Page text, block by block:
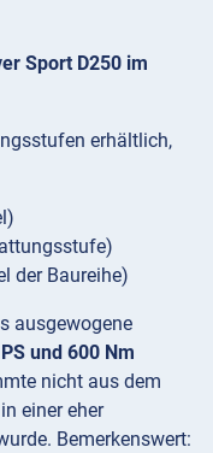
Sport D250 im
erhältlich,
der Baureihe)
ausgewogene
und 600 Nm
nicht aus dem
einer eher
Bemerkenswert: